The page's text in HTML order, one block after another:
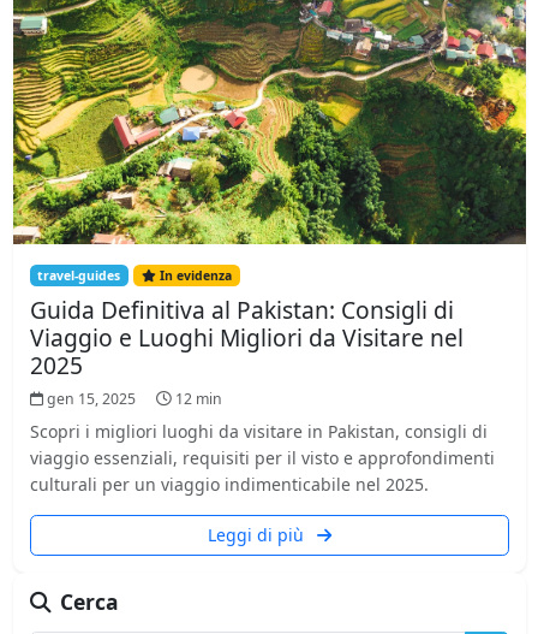
travel-guides In evidenza
Guida Definitiva al Pakistan: Consigli di
Viaggio e Luoghi Migliori da Visitare nel
2025
gen 15, 2025 12 min
Scopri i migliori luoghi da visitare in Pakistan, consigli di
viaggio essenziali, requisiti per il visto e approfondimenti
culturali per un viaggio indimenticabile nel 2025.
Leggi di più
Cerca